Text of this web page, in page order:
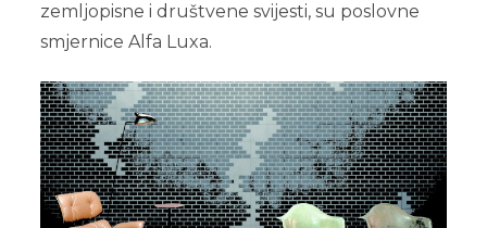
zemljopisne i društvene svijesti, su poslovne
smjernice Alfa Luxa.